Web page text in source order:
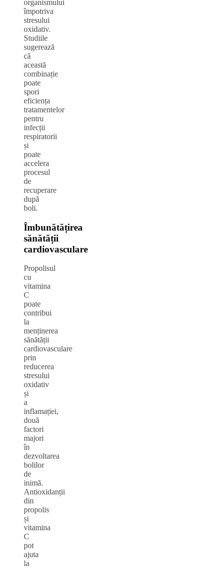
organismului
împotriva
stresului
oxidativ.
Studiile
sugerează
că
această
combinație
poate
spori
eficiența
tratamentelor
pentru
infecții
respiratorii
și
poate
accelera
procesul
de
recuperare
după
boli.
Îmbunătățirea
sănătății
cardiovasculare
Propolisul
cu
vitamina
C
poate
contribui
la
menținerea
sănătății
cardiovasculare
prin
reducerea
stresului
oxidativ
și
a
inflamației,
două
factori
majori
în
dezvoltarea
bolilor
de
inimă.
Antioxidanții
din
propolis
și
vitamina
C
pot
ajuta
la